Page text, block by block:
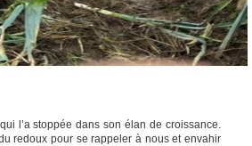
l’a stoppée dans son élan de croissance.
redoux pour se rappeler à nous et envahir